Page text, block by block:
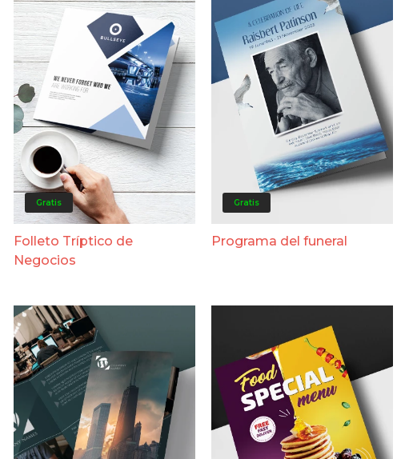
Gratis
Folleto Tríptico de
Negocios
Gratis
Programa del funeral